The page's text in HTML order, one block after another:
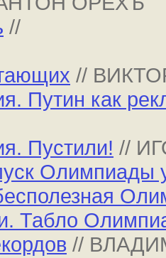
//
//
Путин как
Пустили! //
Олимпиады
Табло
//